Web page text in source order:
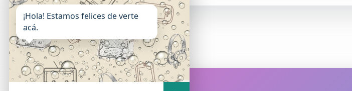
FM Atrevida
¡Hola! Estamos felices de verte
acá.